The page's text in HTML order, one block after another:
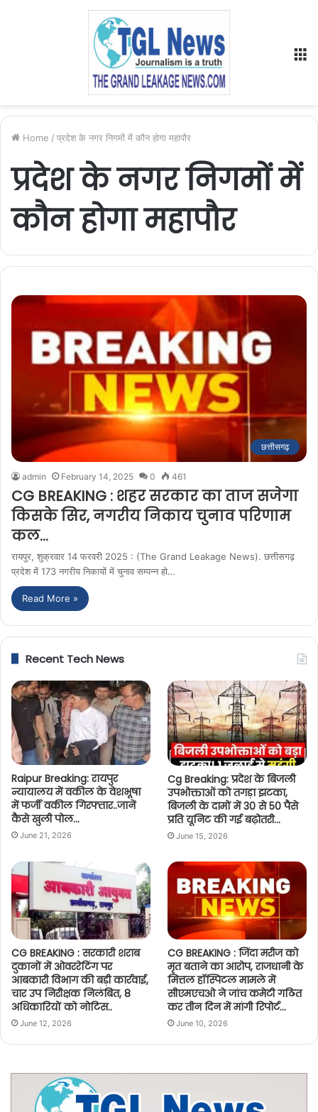
Home / प्रदेश के नगर निगमों में कौन होगा महापौर
प्रदेश के नगर निगमों में
कौन होगा महापौर
छत्तीसगढ़
admin February 14, 2025 0 461
CG BREAKING : शहर सरकार का ताज सजेगा
किसके सिर, नगरीय निकाय चुनाव परिणाम
कल…
रायपुर, शुक्रवार 14 फरवरी 2025 : (The Grand Leakage News). छत्तीसगढ़
प्रदेश में 173 नगरीय निकायों में चुनाव सम्पन्न हो…
Read More »
Recent Tech News
Raipur Breaking: रायपुर
न्यायालय में वकील के वेशभूषा
में फर्जी वकील गिरफ्तार..जानें
कैसे खुली पोल…
June 21, 2026
Cg Breaking: प्रदेश के बिजली
उपभोक्ताओं को तगड़ा झटका,
बिजली के दामों में 30 से 50 पैसे
प्रति यूनिट की गई बढ़ोतरी…
June 15, 2026
CG BREAKING : सरकारी शराब
दुकानों में ओवररेटिंग पर
आबकारी विभाग की बड़ी कार्रवाई,
चार उप निरीक्षक निलंबित, 8
अधिकारियों को नोटिस..
June 12, 2026
CG BREAKING : जिंदा मरीज को
मृत बताने का आरोप, राजधानी के
मित्तल हॉस्पिटल मामले में
सीएमएचओ ने जांच कमेटी गठित
कर तीन दिन में मांगी रिपोर्ट…
June 10, 2026